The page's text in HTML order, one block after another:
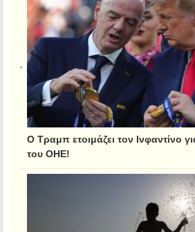
Ο Τραμπ ετοιμάζει τον Ινφαντίνο
του ΟΗΕ!